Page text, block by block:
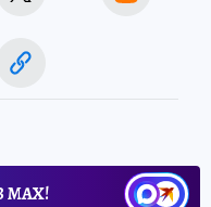
МАХ!